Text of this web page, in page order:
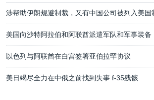
涉帮助伊朗规避制裁，又有中国公司被列入美国
美国向沙特阿拉伯和阿联酋派遣军队和军事装备
以色列与阿联酋在白宫签署亚伯拉罕协议
美日竭尽全力在中俄之前找到失事 f-35残骸